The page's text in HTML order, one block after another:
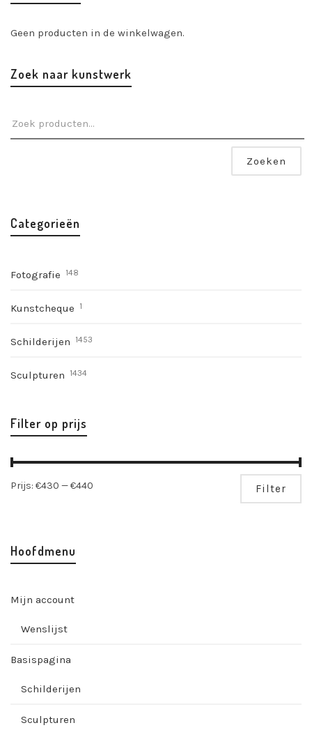
Geen producten in de winkelwagen.
Zoek naar kunstwerk
Zoeken
Categorieën
Fotografie 148
Kunstcheque 1
Schilderijen 1453
Sculpturen 1434
Filter op prijs
Filter
Prijs: €430 —€440
Hoofdmenu
Mijn account
Wenslijst
Basispagina
Schilderijen
Sculpturen